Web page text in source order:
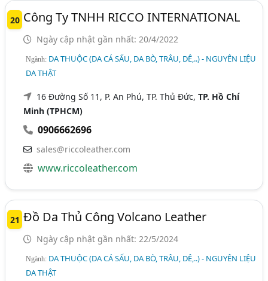
20 Công Ty TNHH RICCO INTERNATIONAL
Ngày cập nhật gần nhất: 20/4/2022
Ngành: DA THUỘC (DA CÁ SẤU, DA BÒ, TRÂU, DÊ,..) - NGUYÊN LIỆU
DA THẬT
16 Đường Số 11, P. An Phú, TP. Thủ Đức,TP. Hồ Chí
Minh (TPHCM)
0906662696
sales@riccoleather.com
www.riccoleather.com
21 Đồ Da Thủ Công Volcano Leather
Ngày cập nhật gần nhất: 22/5/2024
Ngành: DA THUỘC (DA CÁ SẤU, DA BÒ, TRÂU, DÊ,..) - NGUYÊN LIỆU
DA THẬT